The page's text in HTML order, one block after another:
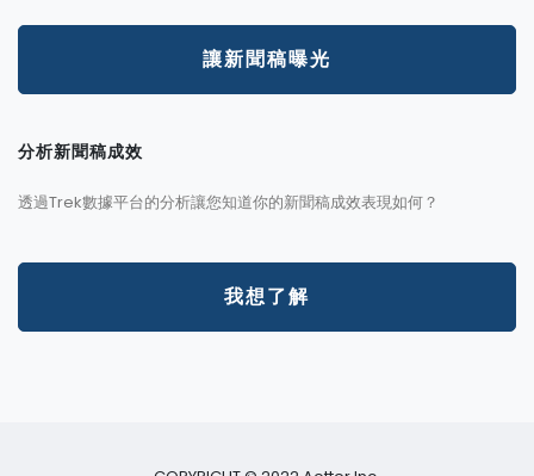
讓新聞稿曝光
分析新聞稿成效
透過Trek數據平台的分析讓您知道你的新聞稿成效表現如何？
我想了解